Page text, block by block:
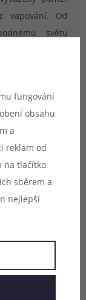
vapování. Od
světu
cestou plnou
s obsahem
pocitu v krku
do organismu.
vyšší dávku
delších
životnost
také spotřebu
a
fungování
obsahu
a
reklam od
na tlačítko
sběrem a
nejlepší